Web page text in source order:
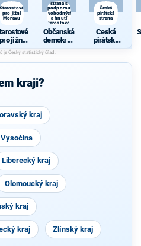
Starostové
pro jižní
Moravu
pro jižní
Moravu
strana s
podporou
Svobodných
a hnutí
Starostové a
osobnosti
pro Moravu
Občanská
demokrati
cká strana
s podporou
Svobodný
Starostové
Moravu
Česká
pirátská
strana
Česká
pirátská
strana
kraji?
kraj
Liberecký kraj
Olomoucký kraj
kraj
kraj Zlínský kraj